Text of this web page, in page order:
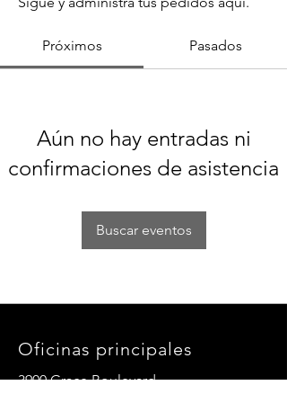
Próximos Pasados
Aún no hay entradas ni
confirmaciones de asistencia
Buscar eventos
Oficinas principales
3900 Grace Boulevard